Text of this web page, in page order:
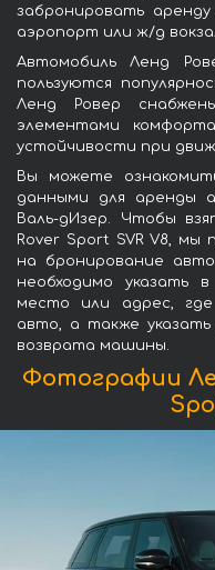
забронировать
аэропорт или ж/д
Автомобиль Ленд
пользуются
Ленд Ровер
элементами
устойчивости при
Вы можете
данными для аренды
Валь-дИзер. Чтобы
Rover Sport SVR V8, мы
на бронирование
необходимо указать
место или адрес,
авто, а также
возврата машины.
Фотографии